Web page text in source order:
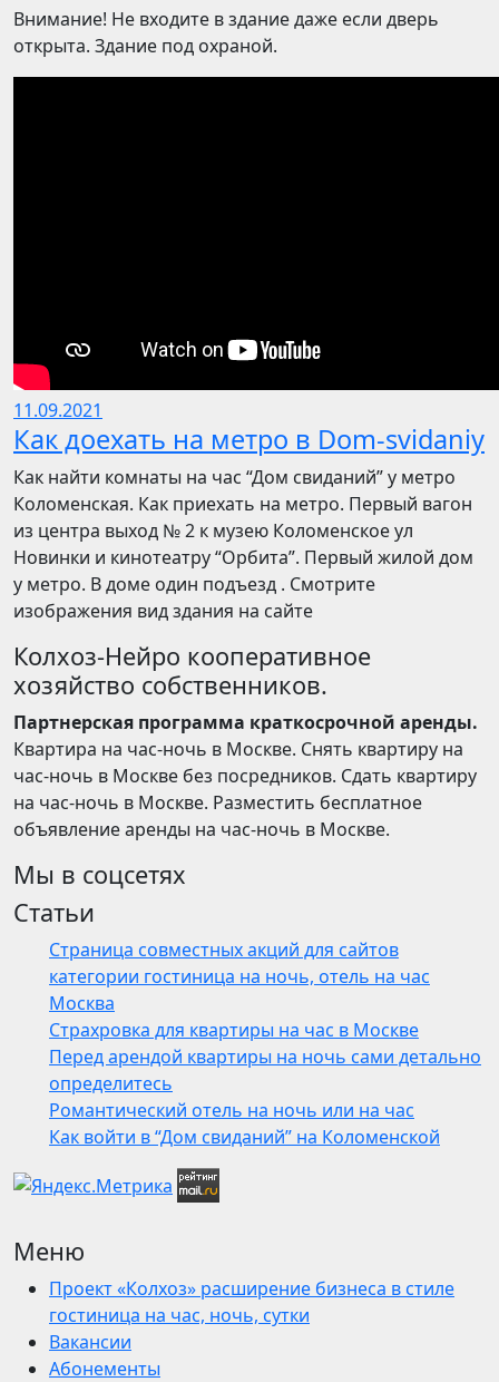
Внимание! Не входите в здание даже если дверь
открыта. Здание под охраной.
11.09.2021
Как доехать на метро в Dom-svidaniy
Как найти комнаты на час “Дом свиданий” у метро
Коломенская. Как приехать на метро. Первый вагон
из центра выход № 2 к музею Коломенское ул
Новинки и кинотеатру “Орбита”. Первый жилой дом
у метро. В доме один подъезд . Смотрите
изображения вид здания на сайте
Колхоз-Нейро кооперативное
хозяйство собственников.
Партнерская программа краткосрочной аренды.
Квартира на час-ночь в Москве. Снять квартиру на
час-ночь в Москве без посредников. Сдать квартиру
на час-ночь в Москве. Разместить бесплатное
объявление аренды на час-ночь в Москве.
Мы в соцсетях
Статьи
Страница совместных акций для сайтов
категории гостиница на ночь, отель на час
Москва
Страхровка для квартиры на час в Москве
Перед арендой квартиры на ночь сами детально
определитесь
Романтический отель на ночь или на час
Как войти в “Дом свиданий” на Коломенской
Меню
Проект «Колхоз» расширение бизнеса в стиле
гостиница на час, ночь, сутки
Вакансии
Абонементы